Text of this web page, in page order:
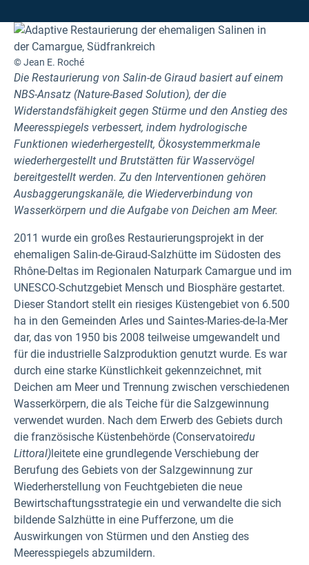
© Jean E. Roché
Die Restaurierung von Salin-de Giraud basiert auf einem
NBS-Ansatz (Nature-Based Solution), der die
Widerstandsfähigkeit gegen Stürme und den Anstieg des
Meeresspiegels verbessert, indem hydrologische
Funktionen wiederhergestellt, Ökosystemmerkmale
wiederhergestellt und Brutstätten für Wasservögel
bereitgestellt werden. Zu den Interventionen gehören
Ausbaggerungskanäle, die Wiederverbindung von
Wasserkörpern und die Aufgabe von Deichen am Meer.
2011 wurde ein großes Restaurierungsprojekt in der
ehemaligen Salin-de-Giraud-Salzhütte im Südosten des
Rhône-Deltas im Regionalen Naturpark Camargue und im
UNESCO-Schutzgebiet Mensch und Biosphäre gestartet.
Dieser Standort stellt ein riesiges Küstengebiet von 6.500
ha in den Gemeinden Arles und Saintes-Maries-de-la-Mer
dar, das von 1950 bis 2008 teilweise umgewandelt und
für die industrielle Salzproduktion genutzt wurde. Es war
durch eine starke Künstlichkeit gekennzeichnet, mit
Deichen am Meer und Trennung zwischen verschiedenen
Wasserkörpern, die als Teiche für die Salzgewinnung
verwendet wurden. Nach dem Erwerb des Gebiets durch
die französische Küstenbehörde (Conservatoiredu
Littoral)leitete eine grundlegende Verschiebung der
Berufung des Gebiets von der Salzgewinnung zur
Wiederherstellung von Feuchtgebieten die neue
Bewirtschaftungsstrategie ein und verwandelte die sich
bildende Salzhütte in eine Pufferzone, um die
Auswirkungen von Stürmen und den Anstieg des
Meeresspiegels abzumildern.